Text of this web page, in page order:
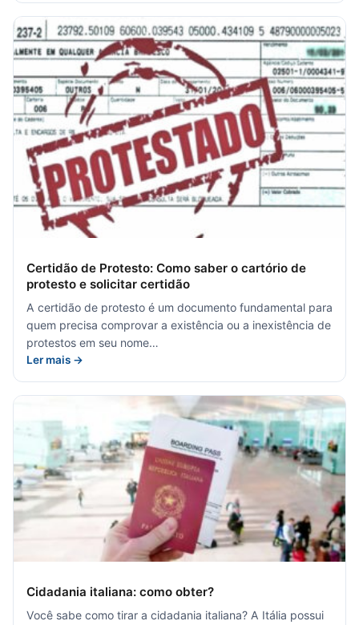
Certidão de Protesto: Como saber o cartório de
protesto e solicitar certidão
A certidão de protesto é um documento fundamental para
quem precisa comprovar a existência ou a inexistência de
protestos em seu nome…
Ler mais →
Cidadania italiana: como obter?
Você sabe como tirar a cidadania italiana? A Itália possui